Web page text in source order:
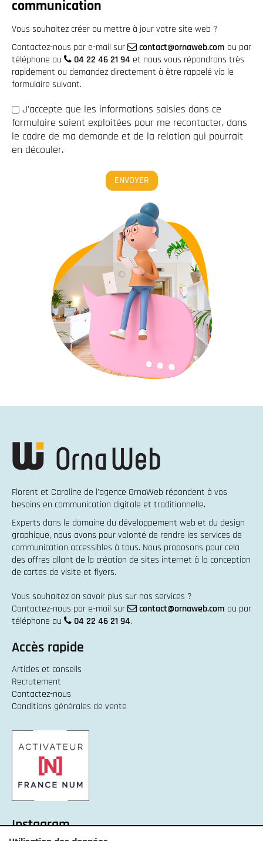
communication
Vous souhaitez créer ou mettre à jour votre site web ?
Contactez-nous par e-mail sur
contact@ornaweb.com ou par
téléphone au
04 22 46 21 94 et nous vous répondrons très
rapidement ou demandez directement à être rappelé via le
formulaire suivant.
J'accepte que les informations saisies dans ce
formulaire soient exploitées pour me recontacter, dans
le cadre de ma demande et de la relation qui pourrait
en découler.
Florent et Caroline de l'agence OrnaWeb répondent à vos
besoins en communication digitale et traditionnelle.
Experts dans le domaine du développement web et du design
graphique, nous avons pour volonté de rendre les services de
communication accessibles à tous. Nous proposons pour cela
des offres allant de la création de sites internet à la conception
de cartes de visite et flyers.
Vous souhaitez en savoir plus sur nos services ?
Contactez-nous par e-mail sur
contact@ornaweb.com ou par
téléphone au
04 22 46 21 94.
Accès rapide
Articles et conseils
Recrutement
Contactez-nous
Conditions générales de vente
Instagram